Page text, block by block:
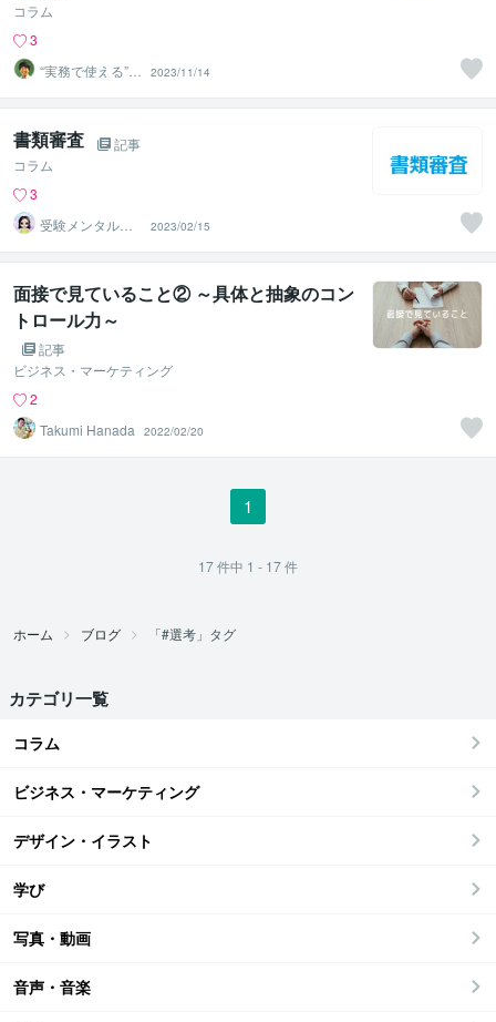
コラム
3
“実務で使える”改
善パートナー／
かめきち
2023/11/14
書類審査
記事
コラム
3
受験メンタルト
レーナー イロ
ハル
2023/02/15
面接で見ていること② ～具体と抽象のコン
トロール力～
記事
ビジネス・マーケティング
2
Takumi Hanada
2022/02/20
1
17件中 1 - 17件
ホーム ブログ 「#選考」タグ
カテゴリ一覧
コラム
ビジネス・マーケティング
デザイン・イラスト
学び
写真・動画
音声・音楽